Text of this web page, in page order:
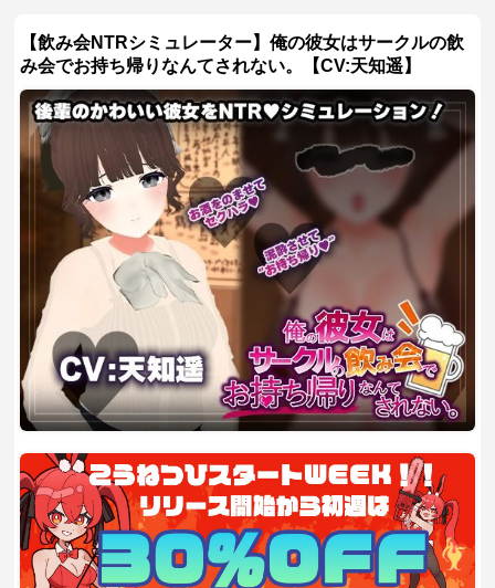
【飲み会NTRシミュレーター】俺の彼女はサークルの飲
み会でお持ち帰りなんてされない。【CV:天知遥】